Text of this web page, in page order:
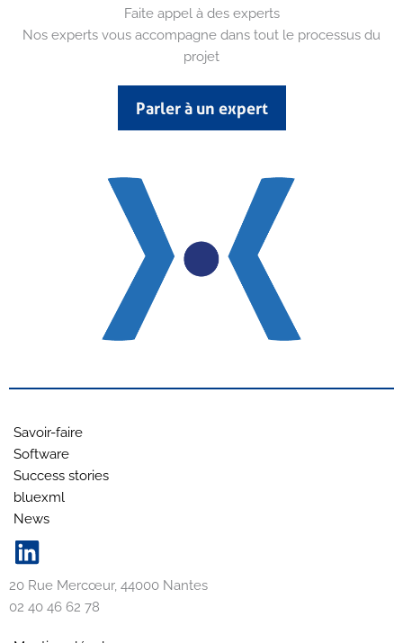
Faite appel à des experts
Nos experts vous accompagne dans tout le processus du
projet
Parler à un expert
Savoir-faire
Software
Success stories
bluexml
News
20 Rue Mercœur, 44000 Nantes
02 40 46 62 78